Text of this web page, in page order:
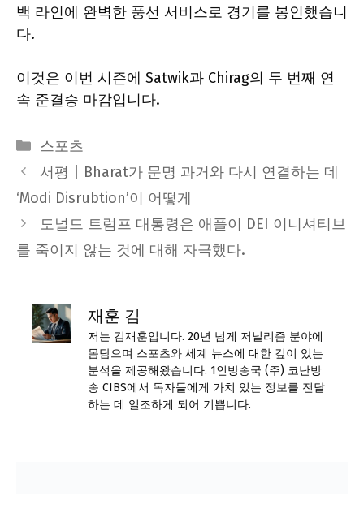
백 라인에 완벽한 풍선 서비스로 경기를 봉인했습니
다.
이것은 이번 시즌에 Satwik과 Chirag의 두 번째 연
속 준결승 마감입니다.
Categories
스포츠
서평 | Bharat가 문명 과거와 다시 연결하는 데
‘Modi Disrubtion’이 어떻게
도널드 트럼프 대통령은 애플이 DEI 이니셔티브
를 죽이지 않는 것에 대해 자극했다.
재훈 김
저는 김재훈입니다. 20년 넘게 저널리즘 분야에
몸담으며 스포츠와 세계 뉴스에 대한 깊이 있는
분석을 제공해왔습니다. 1인방송국 (주) 코난방
송 CIBS에서 독자들에게 가치 있는 정보를 전달
하는 데 일조하게 되어 기쁩니다.